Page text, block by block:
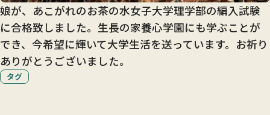
娘が、あこがれのお茶の水女子大学理学部の編入試験
に合格致しました。生長の家養心学園にも学ぶことが
でき、今希望に輝いて大学生活を送っています。お祈り
ありがとうございました。
タグ